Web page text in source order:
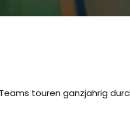
touren ganzjährig